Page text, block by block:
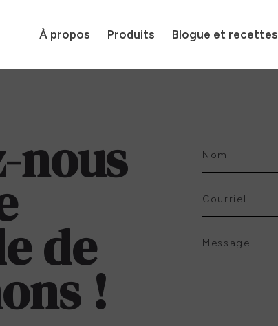
À propos Produits Blogue et recettes
nous
de
!